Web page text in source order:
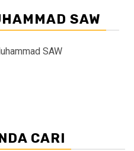
SAW
SAW
CARI